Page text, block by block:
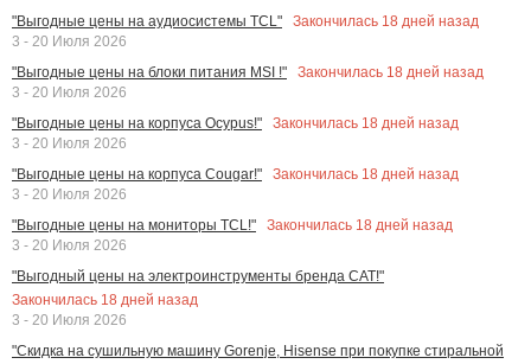
"Выгодные цены на аудиосистемы TCL"
Закончилась 18 дней назад
3 - 20 Июля 2026
"Выгодные цены на блоки питания MSI !"
Закончилась 18 дней назад
3 - 20 Июля 2026
"Выгодные цены на корпуса Ocypus!"
Закончилась 18 дней назад
3 - 20 Июля 2026
"Выгодные цены на корпуса Cougar!"
Закончилась 18 дней назад
3 - 20 Июля 2026
"Выгодные цены на мониторы TCL!"
Закончилась 18 дней назад
3 - 20 Июля 2026
"Выгодный цены на электроинструменты бренда CAT!"
Закончилась 18 дней назад
3 - 20 Июля 2026
"Скидка на сушильную машину Gorenje, Hisense при покупке стиральной